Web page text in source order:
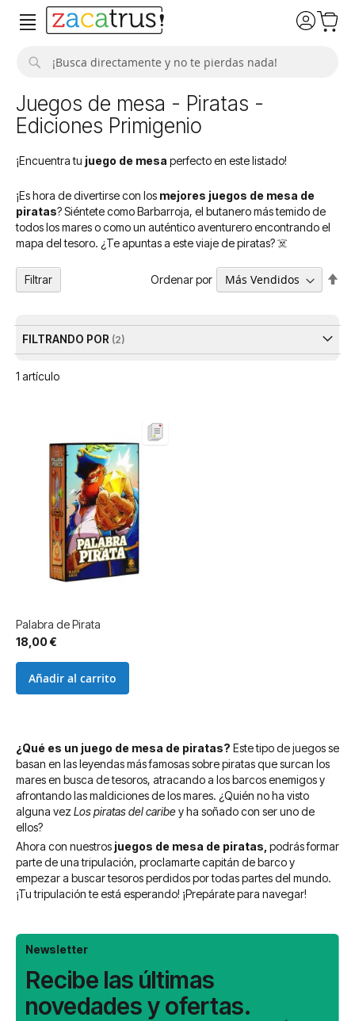
Juegos de mesa - Piratas -
Ediciones Primigenio
¡Encuentra tu juego de mesa perfecto en este listado!
¡Es hora de divertirse con los mejores juegos de mesa de
piratas? Siéntete como Barbarroja, el butanero más temido de
todos los mares o como un auténtico aventurero encontrando el
mapa del tesoro. ¿Te apuntas a este viaje de piratas? ☠️
1 artículo
Ordenar por
Palabra de Pirata
18,00 €
Añadir al carrito
¿Qué es un juego de mesa de piratas? Este tipo de juegos se
basan en las leyendas más famosas sobre piratas que surcan los
mares en busca de tesoros, atracando a los barcos enemigos y
afrontando las maldiciones de los mares. ¿Quién no ha visto
alguna vez Los piratas del caribey ha soñado con ser uno de
ellos?
Ahora con nuestros juegos de mesa de piratas, podrás formar
parte de una tripulación, proclamarte capitán de barco y
empezar a buscar tesoros perdidos por todas partes del mundo.
¡Tu tripulación te está esperando! ¡Prepárate para navegar!
Filtrar
FILTRANDO POR
Newsletter
Recibe las últimas
novedades y ofertas.